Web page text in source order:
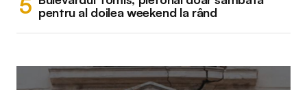
pentru al doilea weekend la rând